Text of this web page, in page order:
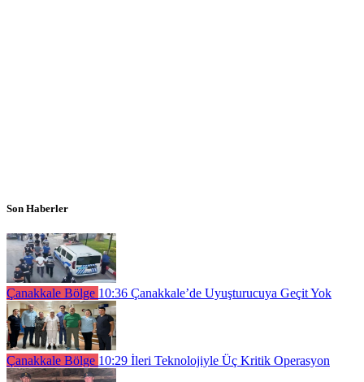
Son Haberler
Çanakkale Bölge 10:36 Çanakkale’de Uyuşturucuya Geçit Yok
Çanakkale Bölge 10:29 İleri Teknolojiyle Üç Kritik Operasyon